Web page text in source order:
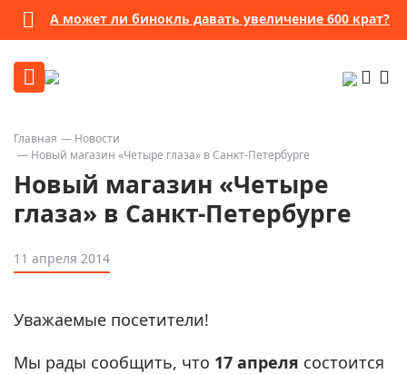
А может ли бинокль давать увеличение 600 крат?
Главная
Новости
Новый магазин «Четыре глаза» в Санкт-Петербурге
Новый магазин «Четыре
глаза» в Санкт-Петербурге
11 апреля 2014
Уважаемые посетители!
Мы рады сообщить, что 17 апреля состоится